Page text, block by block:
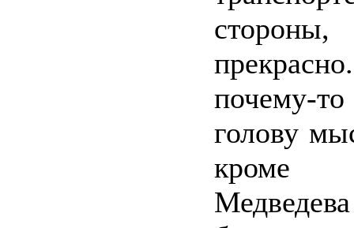
стороны,
почему-
голову
кроме